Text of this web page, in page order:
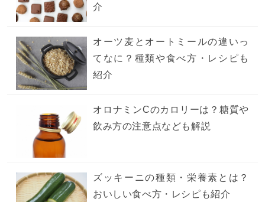
介
オーツ麦とオートミールの違いっ
てなに？種類や食べ方・レシピも
紹介
オロナミンCのカロリーは？糖質や
飲み方の注意点なども解説
ズッキーニの種類・栄養素とは？
おいしい食べ方・レシピも紹介